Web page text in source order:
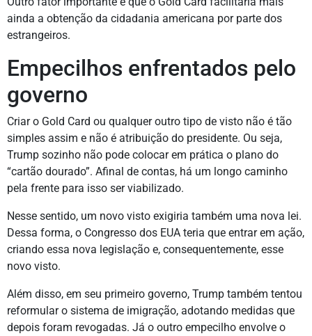
ainda a obtenção da cidadania americana por parte dos
estrangeiros.
Empecilhos enfrentados pelo
governo
Criar o Gold Card ou qualquer outro tipo de visto não é tão
simples assim e não é atribuição do presidente. Ou seja,
Trump sozinho não pode colocar em prática o plano do
“cartão dourado”. Afinal de contas, há um longo caminho
pela frente para isso ser viabilizado.
Nesse sentido, um novo visto exigiria também uma nova lei.
Dessa forma, o Congresso dos EUA teria que entrar em ação,
criando essa nova legislação e, consequentemente, esse
novo visto.
Além disso, em seu primeiro governo, Trump também tentou
reformular o sistema de imigração, adotando medidas que
depois foram revogadas. Já o outro empecilho envolve o